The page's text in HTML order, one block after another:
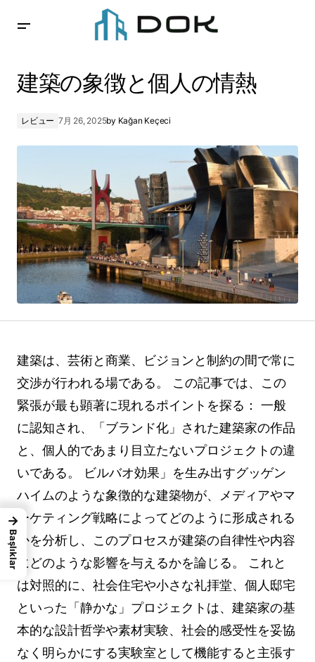
建築の象徴と個人の情熱
レビュー 7月 26, 2025by Kağan Keçeci
建築は、芸術と商業、ビジョンと制約の間で常に
交渉が行われる場である。 この記事では、この
緊張が最も顕著に現れるポイントを探る： 一般
に認知され、「ブランド化」された建築家の作品
と、個人的であまり目立たないプロジェクトの違
いである。 ビルバオ効果」を生み出すグッゲン
ハイムのような象徴的な建築物が、メディアやマ
ーケティング戦略によってどのように形成される
かを分析し、このプロセスが建築の自律性や内容
にどのような影響を与えるかを論じる。 これと
は対照的に、社会住宅や小さな礼拝堂、個人邸宅
といった「静かな」プロジェクトは、建築家の基
本的な設計哲学や素材実験、社会的感受性を妥協
なく明らかにする実験室として機能すると主張す
→
Başlıklar